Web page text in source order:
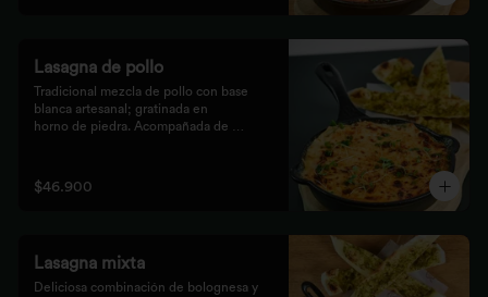
Lasagna de pollo
Tradicional mezcla de pollo con base
blanca artesanal; gratinada en
horno de piedra. Acompañada de
$46.900
Lasagna mixta
Deliciosa combinación de bolognesa y